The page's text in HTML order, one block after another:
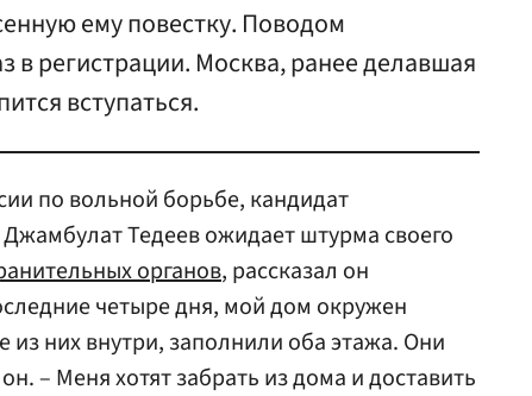
ему повестку. Поводом
в регистрации. Москва, ранее делавшая
вступаться.
по вольной борьбе, кандидат
Тедеев ожидает штурма своего
органов, рассказал он
четыре дня, мой дом окружен
них внутри, заполнили оба этажа. Они
– Меня хотят забрать из дома и доставить